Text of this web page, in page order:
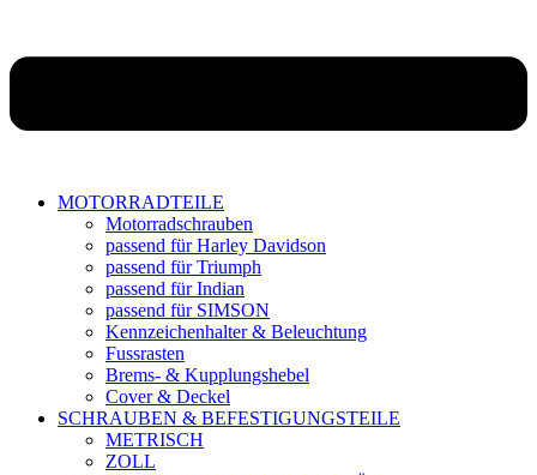
MOTORRADTEILE
Motorradschrauben
passend für Harley Davidson
passend für Triumph
passend für Indian
passend für SIMSON
Kennzeichenhalter & Beleuchtung
Fussrasten
Brems- & Kupplungshebel
Cover & Deckel
SCHRAUBEN & BEFESTIGUNGSTEILE
METRISCH
ZOLL